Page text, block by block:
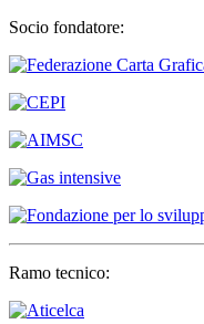
Socio fondatore:
Ramo tecnico: